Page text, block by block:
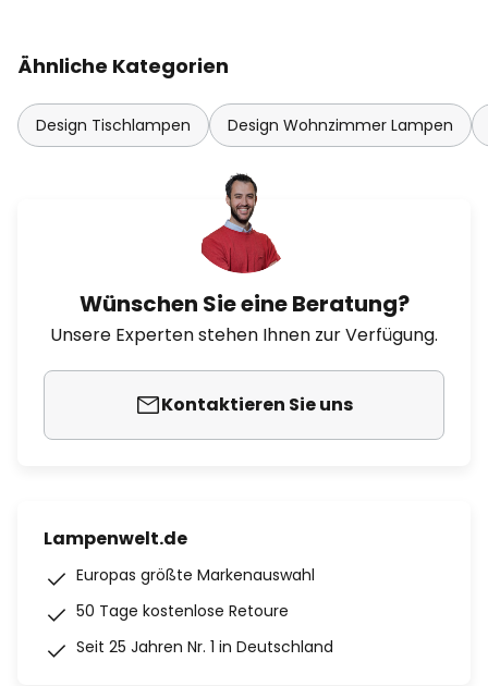
Ähnliche Kategorien
Design Tischlampen Design Wohnzimmer Lampen
Wünschen Sie eine Beratung?
Unsere Experten stehen Ihnen zur Verfügung.
Kontaktieren Sie uns
Lampenwelt.de
Europas größte Markenauswahl
50 Tage kostenlose Retoure
Seit 25 Jahren Nr. 1 in Deutschland